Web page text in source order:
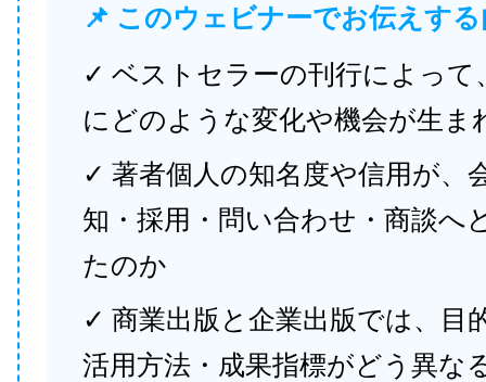
📌 このウェビナーでお伝えす
✓ ベストセラーの刊行によって
にどのような変化や機会が生ま
✓ 著者個人の知名度や信用が、
知・採用・問い合わせ・商談へ
たのか
✓ 商業出版と企業出版では、目
活用方法・成果指標がどう異な